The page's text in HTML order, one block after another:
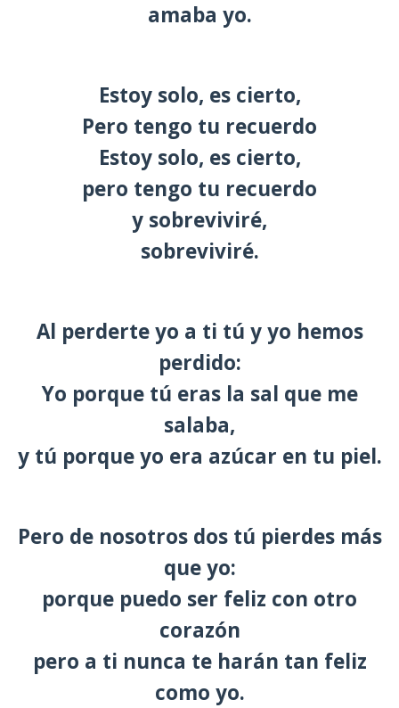
amaba yo.
Estoy solo, es cierto,
Pero tengo tu recuerdo
Estoy solo, es cierto,
pero tengo tu recuerdo
y sobreviviré,
sobreviviré.
Al perderte yo a ti tú y yo hemos
perdido:
Yo porque tú eras la sal que me
salaba,
y tú porque yo era azúcar en tu piel.
Pero de nosotros dos tú pierdes más
que yo:
porque puedo ser feliz con otro
corazón
pero a ti nunca te harán tan feliz
como yo.